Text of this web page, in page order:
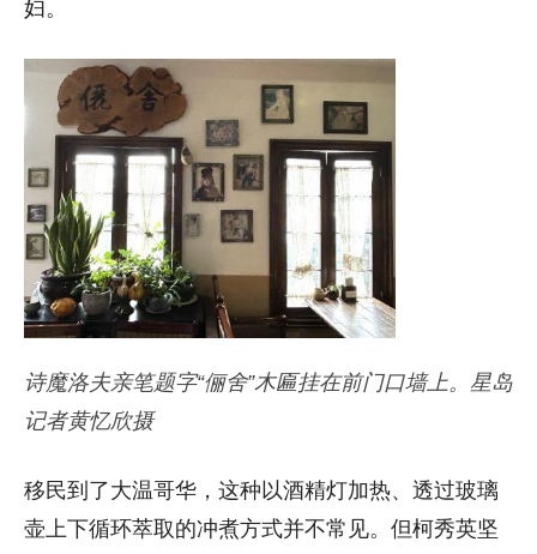
妇。
诗魔洛夫亲笔题字“俪舍”木匾挂在前门口墙上。星岛
记者黄忆欣摄
移民到了大温哥华，这种以酒精灯加热、 透过玻璃
壶上下循环萃取的冲煮方式并不常见。但柯秀英坚